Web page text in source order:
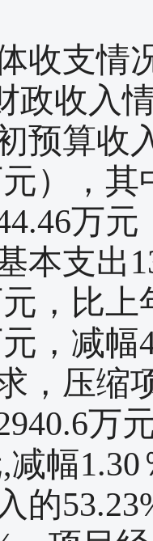
收支情
政收入
预算收
），
万
本支出
，比
，减
，压缩
万
减幅
的